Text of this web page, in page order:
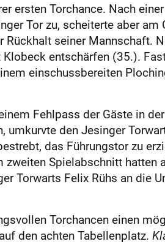
ersten Torchance. Nach einer
Tor zu, scheiterte aber am
seiner Mannschaft.
entschärfen (35.).
einschussbereiten
Fehlpass der Gäste in der
umkurvte den Jesinger
das Führungstor zu
zweiten Spielabschnitt hatten
Torwarts Felix Rühs an die
Torchancen einen
den achten Tabellenplatz.